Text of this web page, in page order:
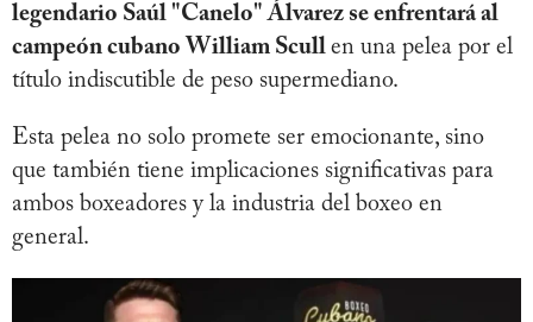
legendario Saúl "Canelo" Álvarez se enfrentará al
campeón cubano William Scull en una pelea por el
título indiscutible de peso supermediano.
Esta pelea no solo promete ser emocionante, sino
que también tiene implicaciones significativas para
ambos boxeadores y la industria del boxeo en
general.